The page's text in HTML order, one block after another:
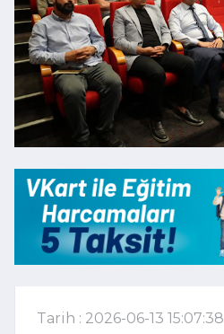
Tarih : 2026-06-13 15:07:38